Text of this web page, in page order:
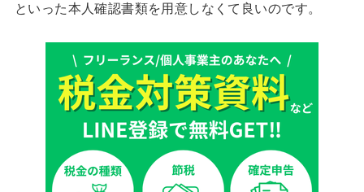
といった本人確認書類を用意しなくて良いのです。